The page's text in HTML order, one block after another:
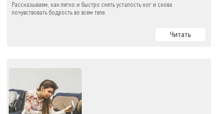
Рассказываем, как легко и быстро снять усталость ног и снова
почувствовать бодрость во всем теле.
Читать